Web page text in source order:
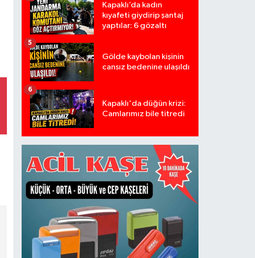
Kapaklı’da kadın
kıyafeti giydirip şantaj
yaptılar: 6 gözaltı
Gölde kaybolan kişinin
cansız bedenine ulaşıldı
5
Kapaklı'da düğün krizi:
Camlarımız bile titredi
6